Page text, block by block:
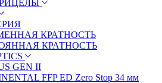
КРАТНОСТЬ
КРАТНОСТЬ
GEN II
FFP ED Zero Stop 34 мм